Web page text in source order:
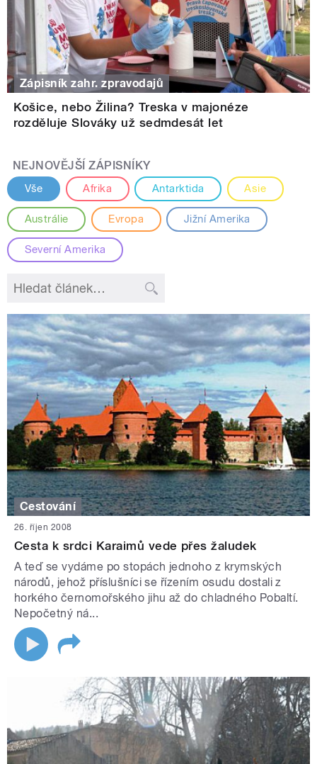
Zápisník zahr. zpravodajů
Košice, nebo Žilina? Treska v majonéze
rozděluje Slováky už sedmdesát let
NEJNOVĚJŠÍ ZÁPISNÍKY
Vše Afrika Antarktida Asie
Austrálie Evropa Jižní Amerika
Severní Amerika
Cestování
26. říjen 2008
Cesta k srdci Karaimů vede přes žaludek
A teď se vydáme po stopách jednoho z krymských
národů, jehož příslušníci se řízením osudu dostali z
horkého černomořského jihu až do chladného Pobaltí.
Nepočetný ná...